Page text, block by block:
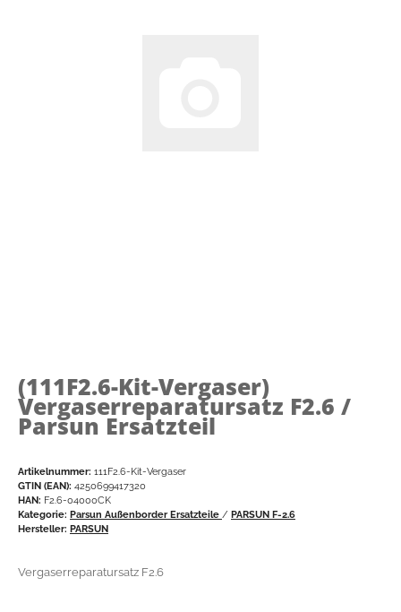
(111F2.6-Kit-Vergaser)
Vergaserreparatursatz F2.6 /
Parsun Ersatzteil
Artikelnummer: 111F2.6-Kit-Vergaser
GTIN (EAN): 4250699417320
HAN: F2.6-04000CK
Kategorie: Parsun Außenborder Ersatzteile / PARSUN F-2.6
Hersteller: PARSUN
Vergaserreparatursatz F2.6